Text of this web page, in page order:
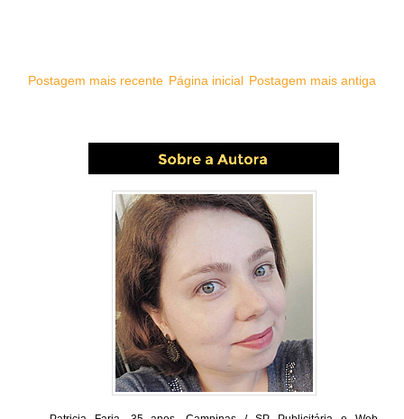
Postagem mais recente Postagem mais antiga
Página inicial